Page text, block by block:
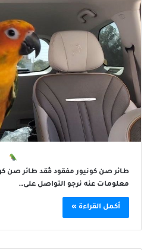
طائر صن كونيور مفقود فُقد طائر صن
معلومات عنه نرجو التواصل على…
أكمل القراءة »